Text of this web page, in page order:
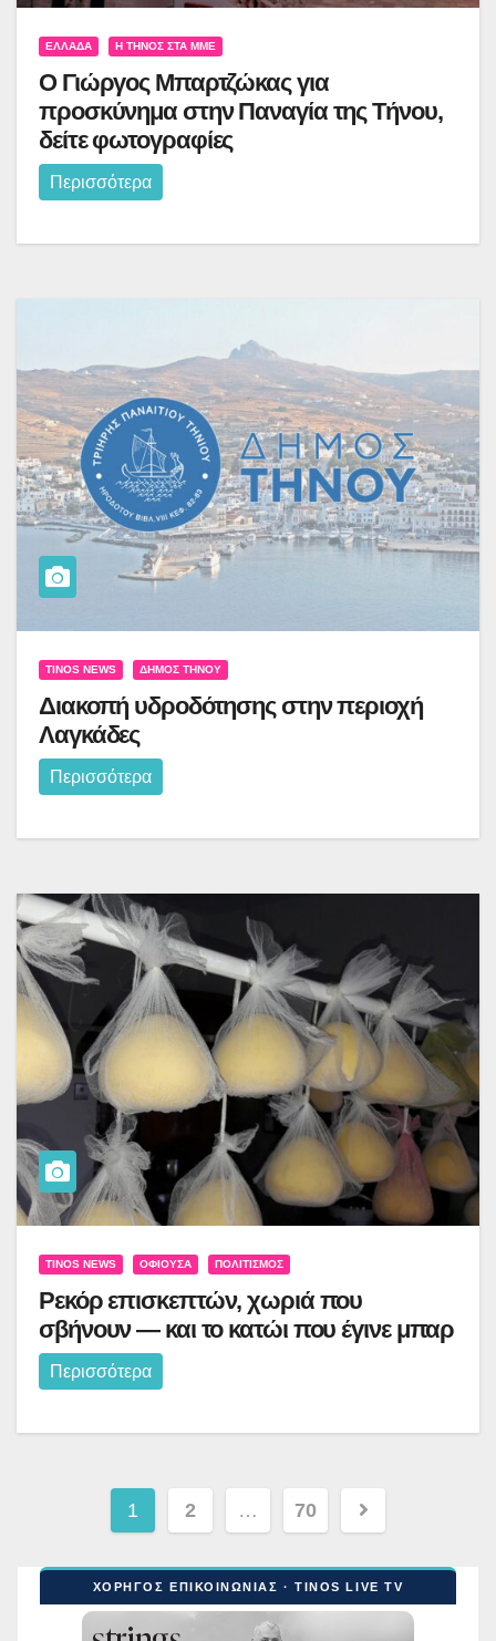
ΕΛΛΆΔΑ Η ΤΉΝΟΣ ΣΤΑ ΜΜΕ
Ο Γιώργος Μπαρτζώκας για
προσκύνημα στην Παναγία της Τήνου,
δείτε φωτογραφίες
Περισσότερα
TINOS NEWS ΔΉΜΟΣ ΤΉΝΟΥ
Διακοπή υδροδότησης στην περιοχή
Λαγκάδες
Περισσότερα
TINOS NEWS ΟΦΙΟΎΣΑ ΠΟΛΙΤΙΣΜΌΣ
Ρεκόρ επισκεπτών, χωριά που
σβήνουν — και το κατώι που έγινε μπαρ
Περισσότερα
Σελιδοποίηση
άρθρων
1 2 … 70
ΧΟΡΗΓΟΣ ΕΠΙΚΟΙΝΩΝΙΑΣ · TINOS LIVE TV